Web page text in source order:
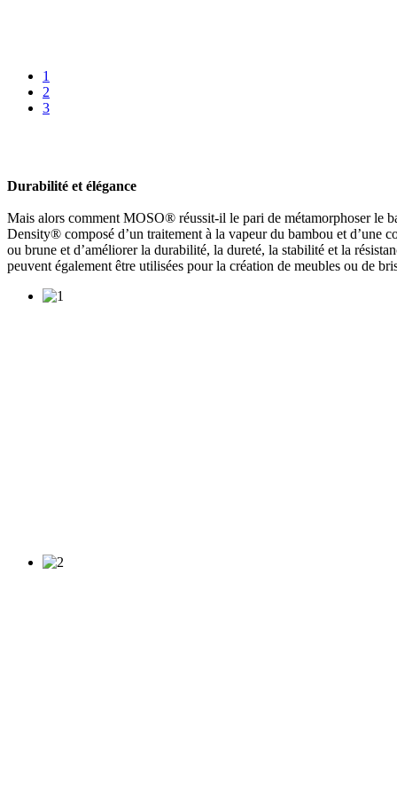
1
2
3
Durabilité et élégance
Mais alors comment MOSO® réussit-il le pari de métamorphoser
Density® composé d’un traitement à la vapeur du bambou et d’une
ou brune et d’améliorer la durabilité, la dureté, la stabilité et la
peuvent également être utilisées pour la création de meubles ou de